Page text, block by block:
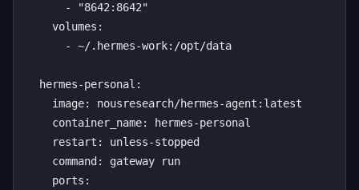
-
"8642:8642"
volumes :
-
~/.hermes-work:/opt/data
hermes-personal :
image:
nousresearch/hermes-agent:latest
container_name:
hermes-personal
restart :
unless-stopped
command :
gateway run
ports :